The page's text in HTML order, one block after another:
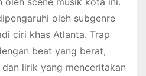
oleh subgenre
ciri khas Atlanta. Trap
beat yang berat,
lirik yang menceritakan